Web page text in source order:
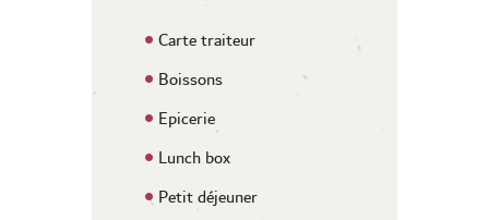
Carte traiteur
Boissons
Epicerie
Lunch box
Petit déjeuner